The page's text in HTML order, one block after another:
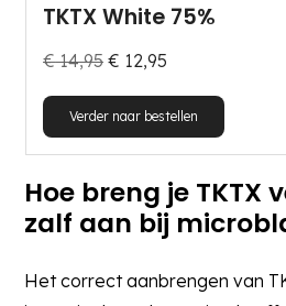
TKTX White 75%
€14,95 € 12,95
Verder naar bestellen
Dit
product
optie
Hoe breng je TKTX
zalf aan bij
Het correct aanbrengen van